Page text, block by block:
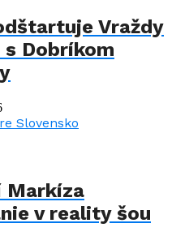
Vraždy
Dobríkom
Markíza
v reality šou